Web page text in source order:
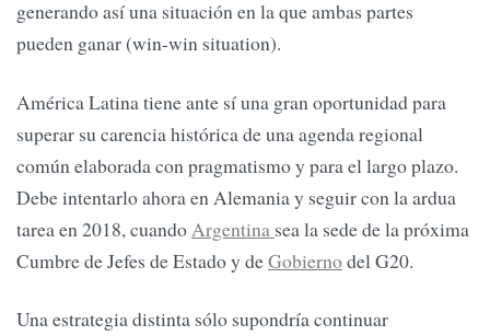
generando así una situación en la que ambas partes
pueden ganar (win-win situation).
América Latina tiene ante sí una gran oportunidad para
superar su carencia histórica de una agenda regional
común elaborada con pragmatismo y para el largo plazo.
Debe intentarlo ahora en Alemania y seguir con la ardua
tarea en 2018, cuandoArgentina sea la sede de la próxima
Cumbre de Jefes de Estado y deGobiernodel G20.
Una estrategia distinta sólo supondría continuar